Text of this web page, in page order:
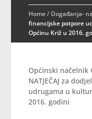
Home/ Događanja-
financijske potpore
Općinu Križ u 2016.
Općinski načelnik
NATJEČAJ za
udrugama u
2016. godini